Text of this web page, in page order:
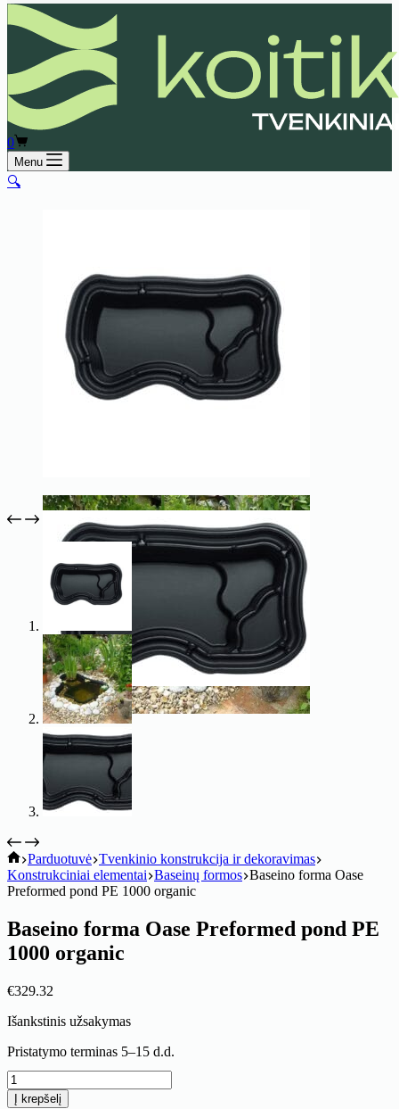
Shopping
cart
0
Menu
🔍
koitik
Parduotuvė Tvenkinio konstrukcija ir dekoravimas
Konstrukciniai elementai Baseinų formos Baseino forma Oase
Preformed pond PE 1000 organic
Baseino forma Oase Preformed pond PE
1000 organic
€329.32
Išankstinis užsakymas
Pristatymo terminas 5–15 d.d.
produkto
kiekis:
Į krepšelį